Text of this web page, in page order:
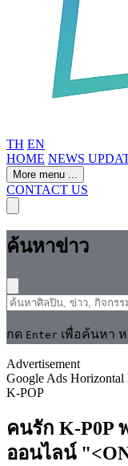
TH EN
HOME NEWS
More menu ...
CONTACT US
ค้นหาข่าว
กด Enter เพื่อค้นหา
Advertisement
Google Ads Horizontal
K-POP
คนรัก K-P0P
ออนไลน์